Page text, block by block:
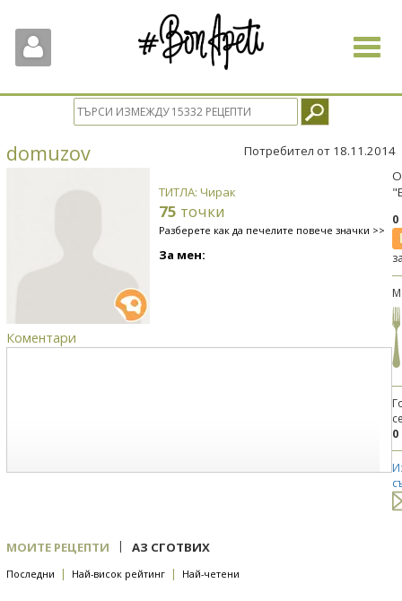
Toggle
domuzov Потребител от 18.11.2014
ТИТЛА: Чирак
75 точки
Разберете как да печелите повече значки >>
За мен:
Коментари
0
МОИТЕ РЕЦЕПТИ | АЗ СГОТВИХ
Последни | Най-висок рейтинг | Най-четени